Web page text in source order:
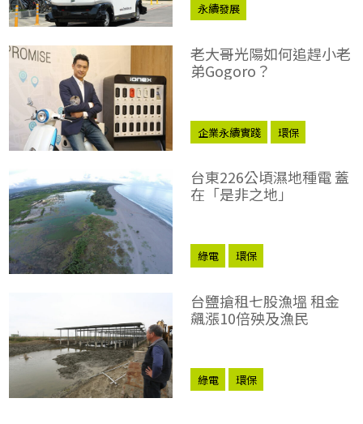
永續發展
老大哥光陽如何追趕小老
弟Gogoro？
企業永續實踐 環保
台東226公頃濕地種電 蓋
在「是非之地」
綠電 環保
台鹽搶租七股漁塭 租金
飆漲10倍殃及漁民
綠電 環保